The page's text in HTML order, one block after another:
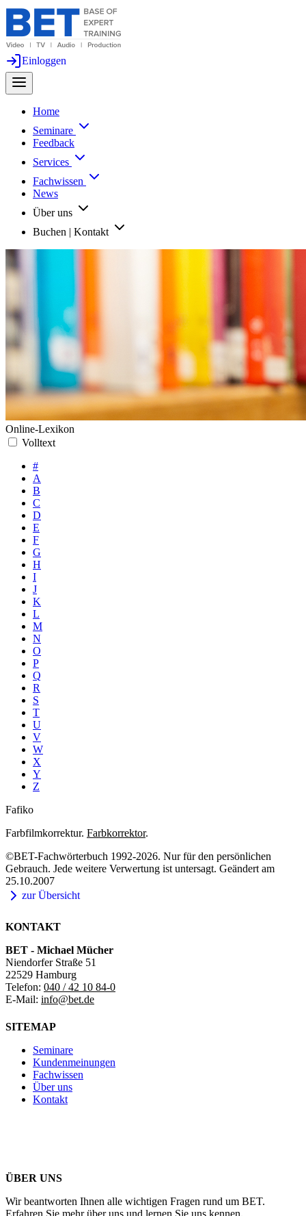
Einloggen
Home
Seminare
Feedback
Services
Fachwissen
News
Über uns
Buchen | Kontakt
Online-Lexikon
Volltext
#
A
B
C
D
E
F
G
H
I
J
K
L
M
N
O
P
Q
R
S
T
U
V
W
X
Y
Z
Fafiko
Farbfilmkorrektur. Farbkorrektor.
©BET-Fachwörterbuch 1992-2026. Nur für den persönlichen
Gebrauch. Jede weitere Verwertung ist untersagt. Geändert am
25.10.2007
zur Übersicht
KONTAKT
BET - Michael Mücher
Niendorfer Straße 51
22529 Hamburg
Telefon: 040 / 42 10 84-0
E-Mail: info@bet.de
SITEMAP
Seminare
Kundenmeinungen
Fachwissen
Über uns
Kontakt
ÜBER UNS
Wir beantworten Ihnen alle wichtigen Fragen rund um BET.
Erfahren Sie mehr über uns und lernen Sie uns kennen.